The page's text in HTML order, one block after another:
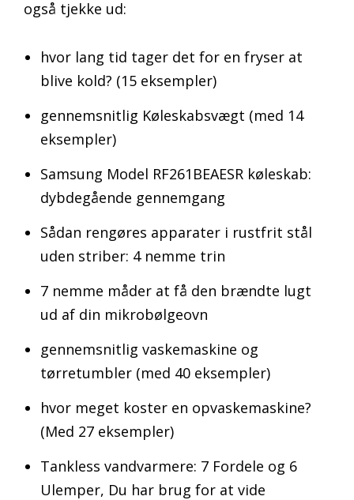
også tjekke ud:
hvor lang tid tager det for en fryser at
blive kold? (15 eksempler)
gennemsnitlig Køleskabsvægt (med 14
eksempler)
Samsung Model RF261BEAESR køleskab:
dybdegående gennemgang
Sådan rengøres apparater i rustfrit stål
uden striber: 4 nemme trin
7 nemme måder at få den brændte lugt
ud af din mikrobølgeovn
gennemsnitlig vaskemaskine og
tørretumbler (med 40 eksempler)
hvor meget koster en opvaskemaskine?
(Med 27 eksempler)
Tankless vandvarmere: 7 Fordele og 6
Ulemper, Du har brug for at vide